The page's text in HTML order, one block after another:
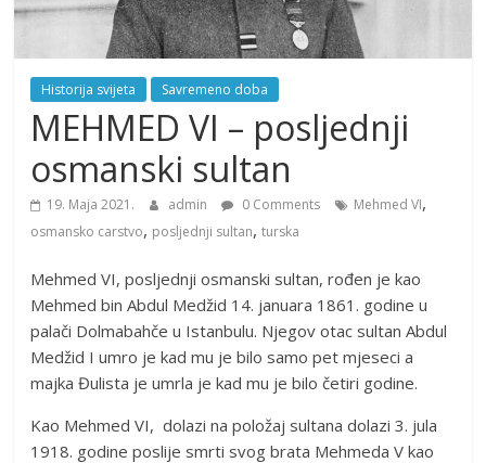
Historija svijeta Savremeno doba
MEHMED VI – posljednji
osmanski sultan
19. Maja 2021. admin 0 Comments Mehmed VI,
osmansko carstvo, posljednji sultan,turska
Mehmed VI, posljednji osmanski sultan, rođen je kao
Mehmed bin Abdul Medžid 14. januara 1861. godine u
palači Dolmabahče u Istanbulu. Njegov otac sultan Abdul
Medžid I umro je kad mu je bilo samo pet mjeseci a
majka Đulista je umrla je kad mu je bilo četiri godine.
Kao Mehmed VI, dolazi na položaj sultana dolazi 3. jula
1918. godine poslije smrti svog brata Mehmeda V kao